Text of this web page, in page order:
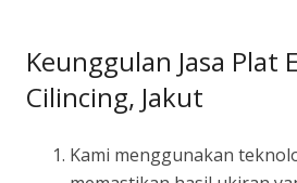
Keunggulan Jasa Plat
Cilincing, Jakut
Kami menggunakan